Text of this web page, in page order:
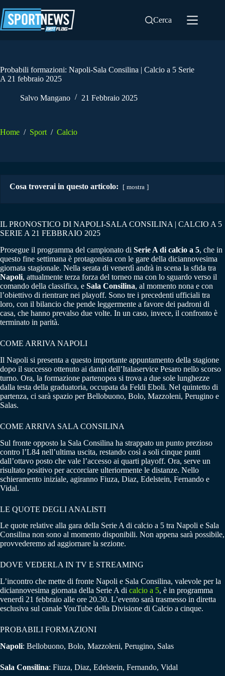
al
contenuto
Cerca
Probabili formazioni: Napoli-Sala Consilina | Calcio a 5 Serie
A 21 febbraio 2025
Salvo Mangano 21 Febbraio 2025
Home / Sport / Calcio
Cosa troverai in questo articolo: mostra
IL PRONOSTICO DI NAPOLI-SALA CONSILINA | CALCIO A 5
SERIE A 21 FEBBRAIO 2025
Prosegue il programma del campionato di Serie A di calcio a 5, che in
questo fine settimana è protagonista con le gare della diciannovesima
giornata stagionale. Nella serata di venerdì andrà in scena la sfida tra
Napoli, attualmente terza forza del torneo ma con lo sguardo verso il
comando della classifica, e Sala Consilina, al momento nona e con
l’obiettivo di rientrare nei playoff. Sono tre i precedenti ufficiali tra
loro, con il bilancio che pende leggermente a favore dei padroni di
casa, che hanno prevalso due volte. In un caso, invece, il confronto è
terminato in parità.
COME ARRIVA NAPOLI
Il Napoli si presenta a questo importante appuntamento della stagione
dopo il successo ottenuto ai danni dell’Italaservice Pesaro nello scorso
turno. Ora, la formazione partenopea si trova a due sole lunghezze
dalla testa della graduatoria, occupata da Feldi Eboli. Nel quintetto di
partenza, ci sarà spazio per Bellobuono, Bolo, Mazzoleni, Perugino e
Salas.
COME ARRIVA SALA CONSILINA
Sul fronte opposto la Sala Consilina ha strappato un punto prezioso
contro l’L84 nell’ultima uscita, restando così a soli cinque punti
dall’ottavo posto che vale l’accesso ai quarti playoff. Ora, serve un
risultato positivo per accorciare ulteriormente le distanze. Nello
schieramento iniziale, agiranno Fiuza, Diaz, Edelstein, Fernando e
Vidal.
LE QUOTE DEGLI ANALISTI
Le quote relative alla gara della Serie A di calcio a 5 tra Napoli e Sala
Consilina non sono al momento disponibili. Non appena sarà possibile,
provvederemo ad aggiornare la sezione.
DOVE VEDERLA IN TV E STREAMING
L’incontro che mette di fronte Napoli e Sala Consilina, valevole per la
diciannovesima giornata della Serie A di calcio a 5, è in programma
venerdì 21 febbraio alle ore 20.30. L’evento sarà trasmesso in diretta
esclusiva sul canale YouTube della Divisione di Calcio a cinque.
PROBABILI FORMAZIONI
Napoli: Bellobuono, Bolo, Mazzoleni, Perugino, Salas
Sala Consilina: Fiuza, Diaz, Edelstein, Fernando, Vidal